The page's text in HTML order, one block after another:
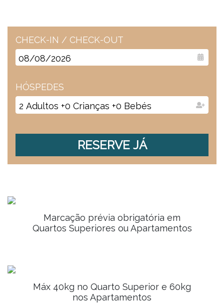
CHECK-IN / CHECK-OUT
HÓSPEDES
2 Adultos +0 Crianças +0 Bebés
RESERVE JÁ
Marcação prévia obrigatória em
Quartos Superiores ou Apartamentos
Máx 40kg no Quarto Superior e 60kg
nos Apartamentos